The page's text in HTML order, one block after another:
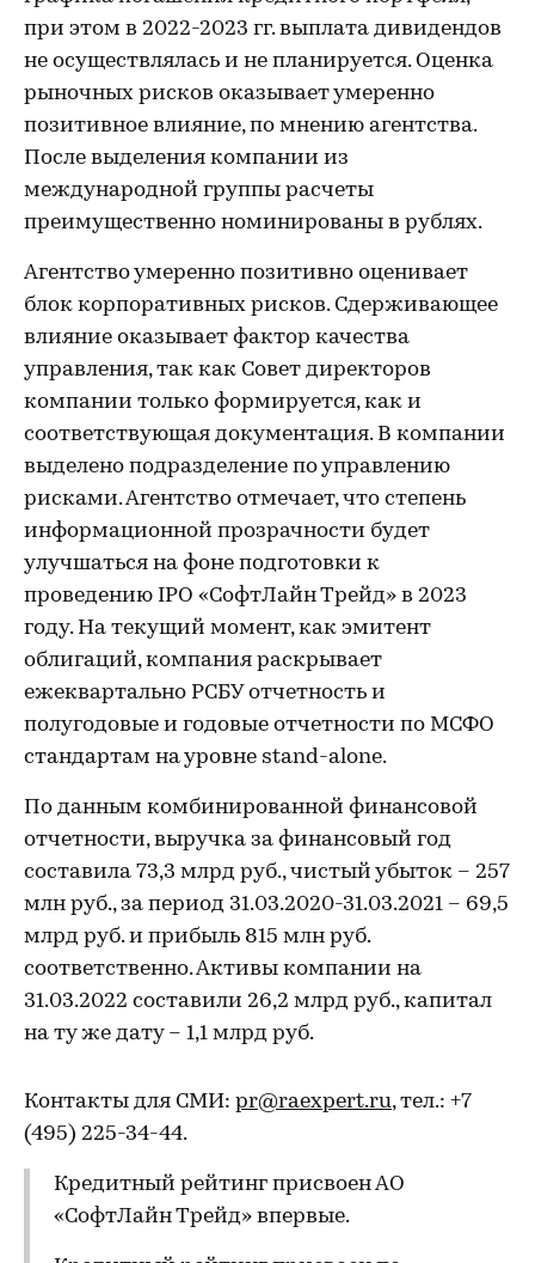
при этом в 2022-2023 гг. выплата дивидендов
не осуществлялась и не планируется. Оценка
рыночных рисков оказывает умеренно
позитивное влияние, по мнению агентства.
После выделения компании из
международной группы расчеты
преимущественно номинированы в рублях.
Агентство умеренно позитивно оценивает
блок корпоративных рисков. Сдерживающее
влияние оказывает фактор качества
управления, так как Совет директоров
компании только формируется, как и
соответствующая документация. В компании
выделено подразделение по управлению
рисками. Агентство отмечает, что степень
информационной прозрачности будет
улучшаться на фоне подготовки к
проведению IPO «СофтЛайн Трейд» в 2023
году. На текущий момент, как эмитент
облигаций, компания раскрывает
ежеквартально РСБУ отчетность и
полугодовые и годовые отчетности по МСФО
стандартам на уровне stand-alone.
По данным комбинированной финансовой
отчетности, выручка за финансовый год
составила 73,3 млрд руб., чистый убыток – 257
млн руб., за период 31.03.2020-31.03.2021 – 69,5
млрд руб. и прибыль 815 млн руб.
соответственно. Активы компании на
31.03.2022 составили 26,2 млрд руб., капитал
на ту же дату – 1,1 млрд руб.
Контакты для СМИ: pr@raexpert.ru, тел.: +7
(495) 225-34-44.
Кредитный рейтинг присвоен АО
«СофтЛайн Трейд» впервые.